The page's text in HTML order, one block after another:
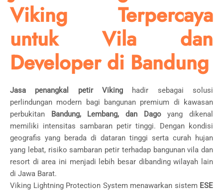
Viking Terpercaya
untuk Vila dan
Developer di Bandung
Jasa penangkal petir Viking hadir sebagai solusi
perlindungan modern bagi bangunan premium di kawasan
perbukitan Bandung, Lembang, dan Dagoyang dikenal
memiliki intensitas sambaran petir tinggi. Dengan kondisi
geografis yang berada di dataran tinggi serta curah hujan
yang lebat, risiko sambaran petir terhadap bangunan vila dan
resort di area ini menjadi lebih besar dibanding wilayah lain
di Jawa Barat.
Viking Lightning Protection System menawarkan sistem ESE